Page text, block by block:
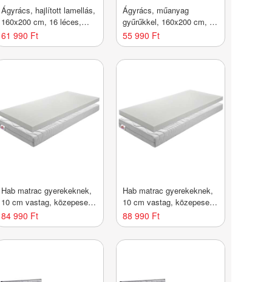
Ágyrács, hajlított lamellás,
160x200 cm, 16 léces,
nyírfa - NATA - Butopêa
61 990 Ft
Ágyrács, műanyag
gyűrűkkel, 160x200 cm, 17
léc, fa - SINA - Butopêa
55 990 Ft
Hab matrac gyerekeknek,
10 cm vastag, közepesen
kemény, 150x90 cm -
SPLIT - Butopêa
84 990 Ft
Hab matrac gyerekeknek,
10 cm vastag, közepesen
kemény, 170x90 cm -
SPLIT - Butopêa
88 990 Ft